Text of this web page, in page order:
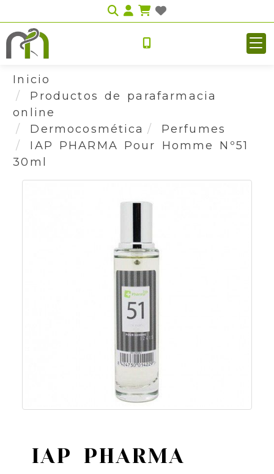
Identifícate
Inicio
Productos de parafarmacia
online
Dermocosmética
Perfumes
IAP PHARMA Pour Homme Nº51
30ml
IAP PHARMA